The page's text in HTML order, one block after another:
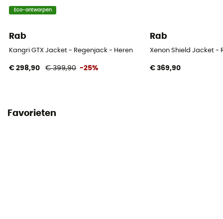
Eco-ontworpen
Rab
Kangri GTX Jacket - Regenjack - Heren
€ 298,90 € 399,90 -25%
Rab
Xenon Shield Jacket -
€ 369,90
Favorieten